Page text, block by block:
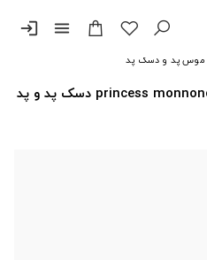
menu
login
موس پد و دسک پد
دسک پد و پد موس با طرح princess monnonoke دسک پد و پد